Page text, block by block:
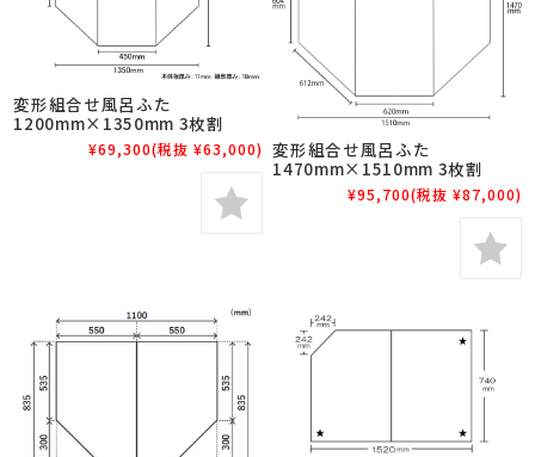
変形組合せ風呂ふた
1200mm×1350mm 3枚割
¥69,300(税抜 ¥63,000) 変形組合せ風呂ふた
1470mm×1510mm 3枚割
¥95,700(税抜 ¥87,000)